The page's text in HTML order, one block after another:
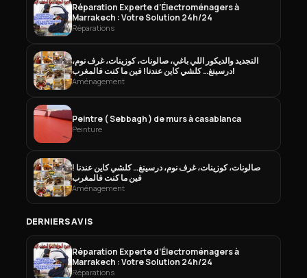
Réparation Experte d’Électroménagers à
Marrakech : Votre Solution 24h/24
Réparations
التجديد والديكور اللي باغي، صالونات، كوزينات، غرف نوم،
درسينغ… كلشي كاين عندنا! فين ما كنت فالمغرب!
Aménagement
Peintre ( Sebbagh ) de murs à casablanca
Peinture
صالونات، كوزينات، غرف نوم، درسينغ… كلشي كاين عندنا !
فين ما كنت فالمغرب
Aménagement
DERNIERS AVIS
Réparation Experte d’Électroménagers à
Marrakech : Votre Solution 24h/24
Réparations